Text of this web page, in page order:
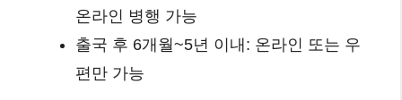
온라인 병행 가능
출국 후 6개월~5년 이내: 온라인 또는 우
편만 가능